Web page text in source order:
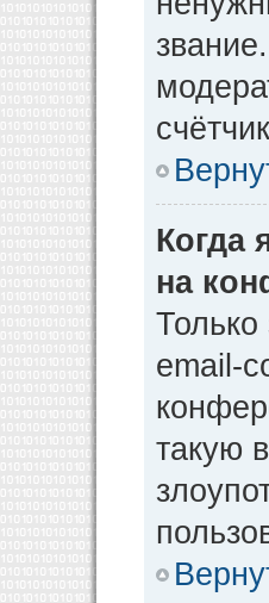
Когда
на
Только
email-
такую